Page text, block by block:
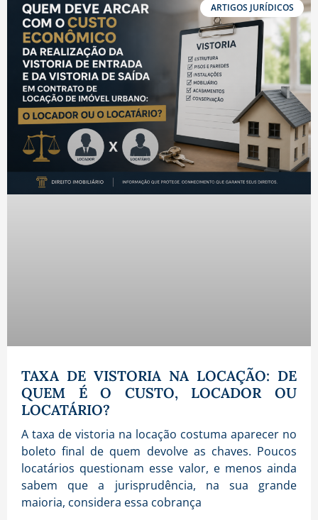
ARTIGOS JURÍDICOS
TAXA DE VISTORIA NA LOCAÇÃO: DE
QUEM É O CUSTO, LOCADOR OU
LOCATÁRIO?
A taxa de vistoria na locação costuma aparecer no
boleto final de quem devolve as chaves. Poucos
locatários questionam esse valor, e menos ainda
sabem que a jurisprudência, na sua grande
maioria, considera essa cobrança